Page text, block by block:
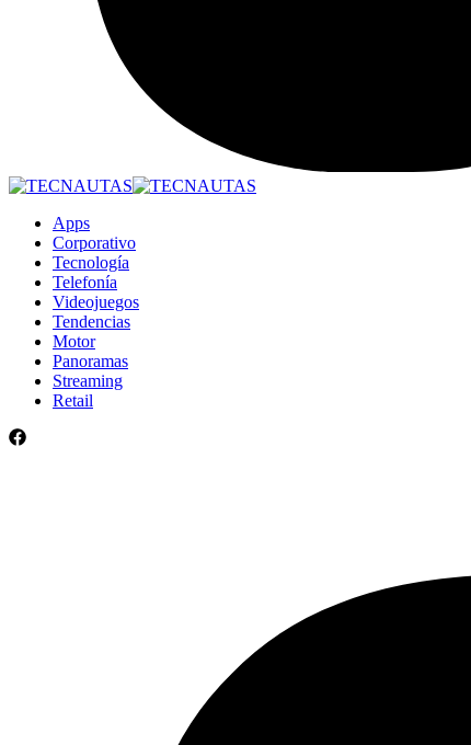
Apps
Corporativo
Tecnología
Telefonía
Videojuegos
Tendencias
Motor
Panoramas
Streaming
Retail